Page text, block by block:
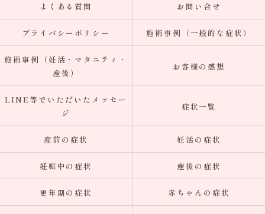
よくある質問 お問い合せ
プライバシーポリシー 施術事例（一般的な症状）
施術事例（妊活・マタニティ・
産後）
お客様の感想
LINE等でいただいたメッセー
ジ
症状一覧
産前の症状 妊活の症状
妊娠中の症状 産後の症状
更年期の症状 赤ちゃんの症状